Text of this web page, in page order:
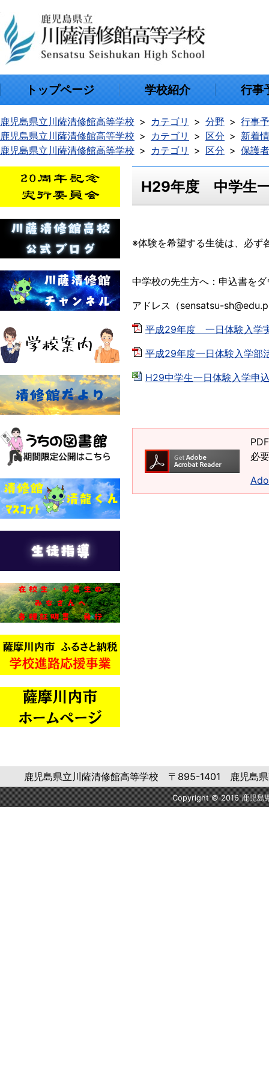
トップページ 学校紹介 行事
鹿児島県立川薩清修館高等学校 カテゴリ 分野
行事
鹿児島県立川薩清修館高等学校
カテゴリ 区分
新着
鹿児島県立川薩清修館高等学校
カテゴリ 区分 保護
H29年度 中学生
※体験を希望する生徒は、必ず
中学校の先生方へ：申込書を
アドレス（sensatsu-
平成29年度 一日体験入学
平成29年度一日体験入学部
H29中学生一日体験入学申
必
鹿児島県立川薩清修館高等学校 〒895-1401 鹿児
Copyright © 2016 鹿児島